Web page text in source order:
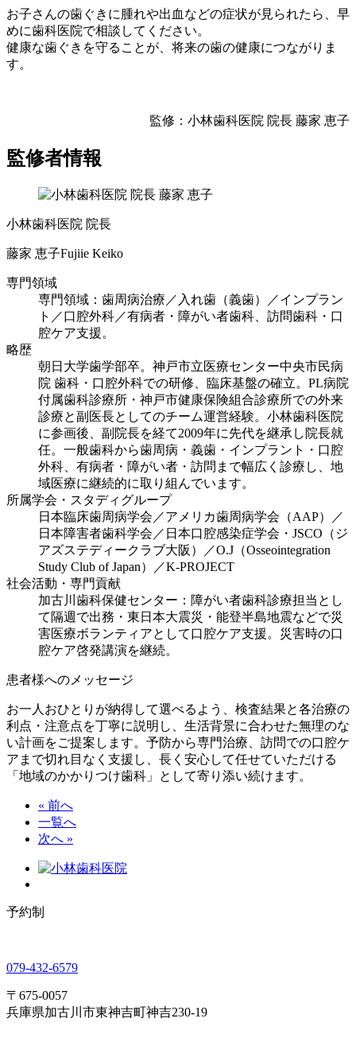
お子さんの歯ぐきに腫れや出血などの症状が見られたら、早
めに歯科医院で相談してください。
健康な歯ぐきを守ることが、将来の歯の健康につながりま
す。
監修：小林歯科医院 院長 藤家 恵子
監修者情報
小林歯科医院 院長
藤家 恵子Fujiie Keiko
専門領域
専門領域：歯周病治療／入れ歯（義歯）／インプラン
ト／口腔外科／有病者・障がい者歯科、訪問歯科・口
腔ケア支援。
略歴
朝日大学歯学部卒。神戸市立医療センター中央市民病
院 歯科・口腔外科での研修、臨床基盤の確立。PL病院
付属歯科診療所・神戸市健康保険組合診療所での外来
診療と副医長としてのチーム運営経験。小林歯科医院
に参画後、副院長を経て2009年に先代を継承し院長就
任。一般歯科から歯周病・義歯・インプラント・口腔
外科、有病者・障がい者・訪問まで幅広く診療し、地
域医療に継続的に取り組んでいます。
所属学会・スタディグループ
日本臨床歯周病学会／アメリカ歯周病学会（AAP）／
日本障害者歯科学会／日本口腔感染症学会・JSCO（ジ
アズステディークラブ大阪）／O.J（Osseointegration
Study Club of Japan）／K-PROJECT
社会活動・専門貢献
加古川歯科保健センター：障がい者歯科診療担当とし
て隔週で出務・東日本大震災・能登半島地震などで災
害医療ボランティアとして口腔ケア支援。災害時の口
腔ケア啓発講演を継続。
患者様へのメッセージ
お一人おひとりが納得して選べるよう、検査結果と各治療の
利点・注意点を丁寧に説明し、生活背景に合わせた無理のな
い計画をご提案します。予防から専門治療、訪問での口腔ケ
アまで切れ目なく支援し、長く安心して任せていただける
「地域のかかりつけ歯科」として寄り添い続けます。
« 前へ
一覧へ
次へ »
予約制
079-432-6579
〒675-0057
兵庫県加古川市東神吉町神吉230-19